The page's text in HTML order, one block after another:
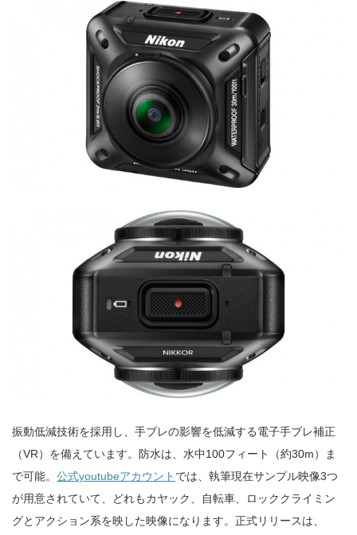
振動低減技術を採用し、手ブレの影響を低減する電子手ブレ補正
（VR）を備えています。防水は、水中100フィート（約30m）ま
で可能。 公式youtubeアカウント では、執筆現在サンプル映像3つ
が用意されていて、どれもカヤック、自転車、ロッククライミン
グとアクション系を映した映像になります。正式リリースは、